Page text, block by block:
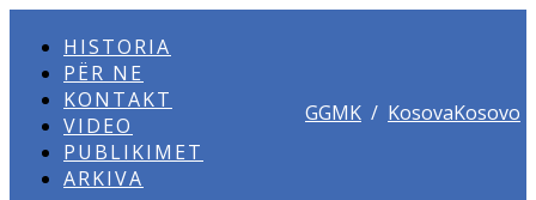
HISTORIA
PËR NE
KONTAKT
VIDEO
PUBLIKIMET
ARKIVA
GGMK / KosovaKosovo